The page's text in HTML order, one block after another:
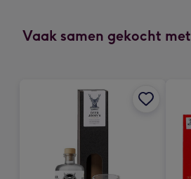
gelukwens
Vaak samen gekocht met